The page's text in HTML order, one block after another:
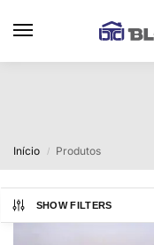
Início / Produtos
SHOW FILTERS